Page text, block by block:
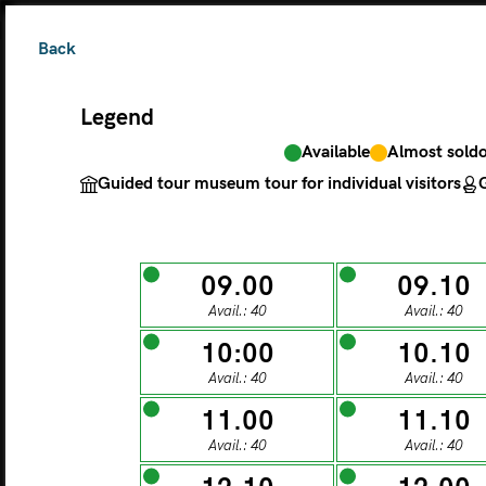
The ticket grants
Legend
Available
Guided tour
M
MONDAY
Back
Legend
Available Almost
Guided tour museum tour for individual visitors
09.00
Avail.: 40
09.10
Avail.: 40
10:00
Avail.: 40
10.10
Avail.: 40
11.00
Avail.: 40
11.10
Avail.: 40